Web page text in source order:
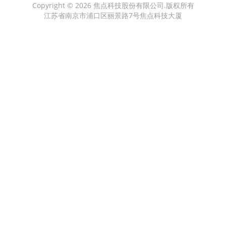
Copyright © 2026 焦点科技股份有限公司.版权所有
江苏省南京市浦口区丽景路7号焦点科技大厦